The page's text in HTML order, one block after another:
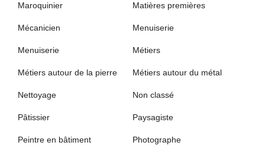
Maroquinier Matières premières
Mécanicien Menuiserie
Menuiserie Métiers
Métiers autour de la pierre Métiers autour du métal
Nettoyage Non classé
Pâtissier Paysagiste
Peintre en bâtiment Photographe